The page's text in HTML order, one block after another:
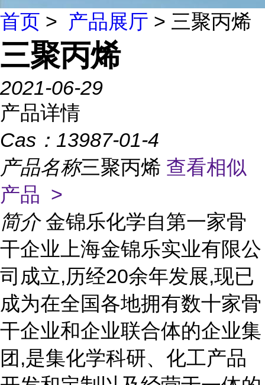
首页 > 产品展厅 > 三聚丙烯
三聚丙烯
2021-06-29
产品详情
Cas： 13987-01-4
产品名称三聚丙烯 查看相似
产品 >
简介 金锦乐化学自第一家骨
干企业上海金锦乐实业有限公
司成立,历经20余年发展,现已
成为在全国各地拥有数十家骨
干企业和企业联合体的企业集
团,是集化学科研、化工产品